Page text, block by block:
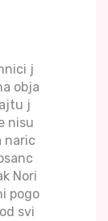
j
obja
j
nisu
naric
Nori
pogo
svi